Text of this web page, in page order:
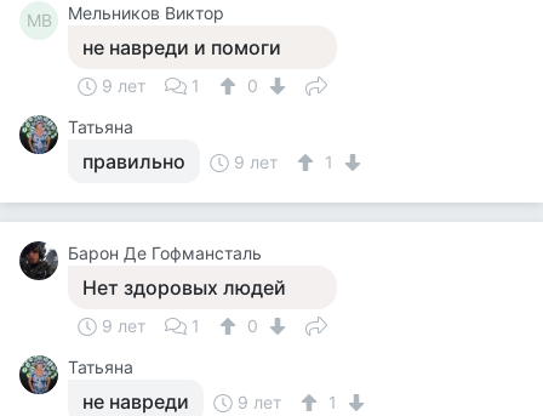
МВ Мельников Виктор
не навреди и помоги
9 лет 1
0
Татьяна
правильно 9 лет 1
Барон Де Гофмансталь
Нет здоровых людей
9 лет 1
0
Татьяна
не навреди 9 лет 1